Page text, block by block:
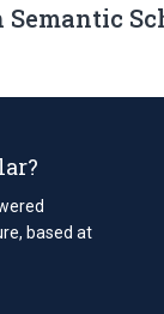
based at